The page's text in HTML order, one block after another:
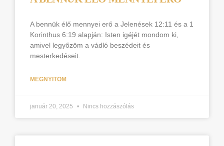
A bennük élő mennyei erő a Jelenések 12:11 és a 1
Korinthus 6:19 alapján: Isten igéjét mondom ki,
amivel legyőzöm a vádló beszédeit és
mesterkedéseit.
MEGNYITOM
január 20, 2025 Nincs hozzászólás